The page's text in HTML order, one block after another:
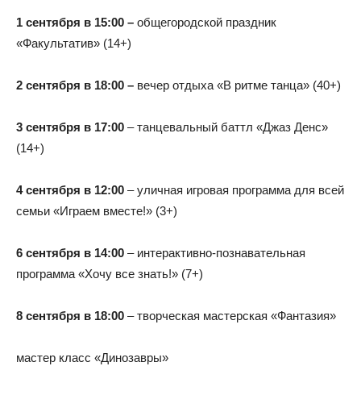
1 сентября в 15:00 – общегородской праздник
«Факультатив» (14+)
2 сентября в 18:00 – вечер отдыха «В ритме танца» (40+)
3 сентября в 17:00 – танцевальный баттл «Джаз Денс»
(14+)
4 сентября в 12:00 – уличная игровая программа для всей
семьи «Играем вместе!» (3+)
6 сентября в 14:00 – интерактивно-познавательная
программа «Хочу все знать!» (7+)
8 сентября в 18:00 – творческая мастерская «Фантазия»
мастер класс «Динозавры»